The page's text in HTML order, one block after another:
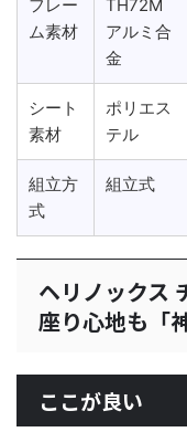
フレー
ム素材
TH72M
アルミ合
金
シート
素材
ポリエス
テル
組立方
式
組立式
ヘリノックス
座り心地も「神
ここが良い